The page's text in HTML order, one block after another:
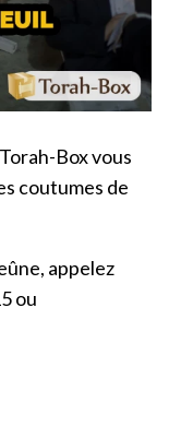
Box vous
coutumes de
appelez
ou